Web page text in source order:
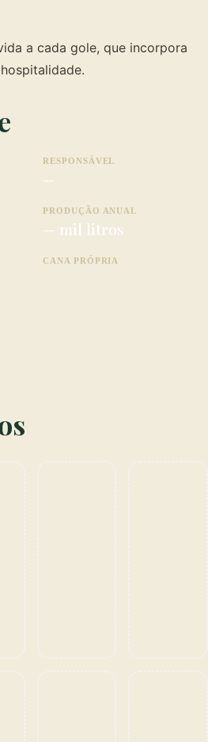
a cada gole, que incorpora
RESPONSÁVEL
—
PRODUÇÃO ANUAL
— mil litros
CANA PRÓPRIA